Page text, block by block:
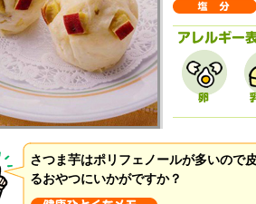
さつま芋はポリフェノールが多いので
るおやつにいかがですか？